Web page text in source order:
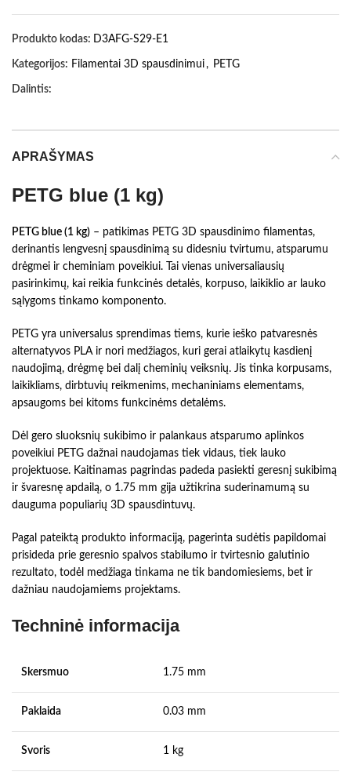
Produkto kodas: D3AFG-S29-E1
Kategorijos: Filamentai 3D spausdinimui, PETG
Dalintis:
APRAŠYMAS
PETG blue (1 kg)
PETG blue (1 kg) – patikimas PETG 3D spausdinimo filamentas,
derinantis lengvesnį spausdinimą su didesniu tvirtumu, atsparumu
drėgmei ir cheminiam poveikiui. Tai vienas universaliausių
pasirinkimų, kai reikia funkcinės detalės, korpuso, laikiklio ar lauko
sąlygoms tinkamo komponento.
PETG yra universalus sprendimas tiems, kurie ieško patvaresnės
alternatyvos PLA ir nori medžiagos, kuri gerai atlaikytų kasdienį
naudojimą, drėgmę bei dalį cheminių veiksnių. Jis tinka korpusams,
laikikliams, dirbtuvių reikmenims, mechaniniams elementams,
apsaugoms bei kitoms funkcinėms detalėms.
Dėl gero sluoksnių sukibimo ir palankaus atsparumo aplinkos
poveikiui PETG dažnai naudojamas tiek vidaus, tiek lauko
projektuose. Kaitinamas pagrindas padeda pasiekti geresnį sukibimą
ir švaresnę apdailą, o 1.75 mm gija užtikrina suderinamumą su
dauguma populiarių 3D spausdintuvų.
Pagal pateiktą produkto informaciją, pagerinta sudėtis papildomai
prisideda prie geresnio spalvos stabilumo ir tvirtesnio galutinio
rezultato, todėl medžiaga tinkama ne tik bandomiesiems, bet ir
dažniau naudojamiems projektams.
Techninė informacija
Skersmuo 1.75 mm
Paklaida 0.03 mm
Svoris 1 kg